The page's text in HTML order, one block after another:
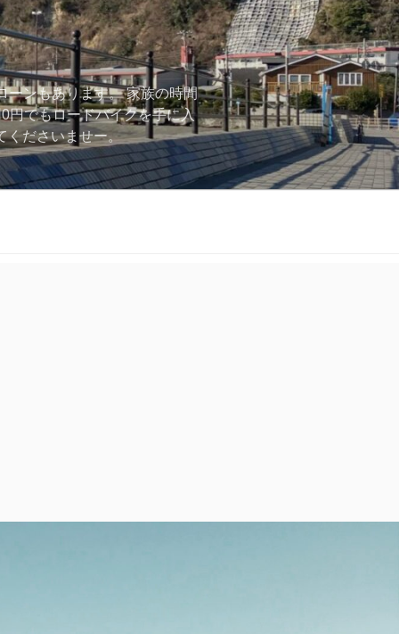
ーンもあります。 家族の時間
円でもロードバイクを手に入
くださいませー。